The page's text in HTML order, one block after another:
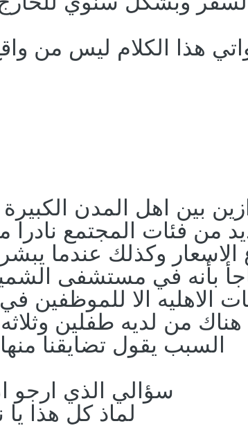
هذا الكلام ليس من
بين اهل المدن
من فئات المجتمع
الاسعار وكذلك عندما
بأنه في مستشفى
الاهليه الا
من لديه طفلين
السبب يقول تضايقنا
سؤالي الذي ارجو
لماذ كل هذا